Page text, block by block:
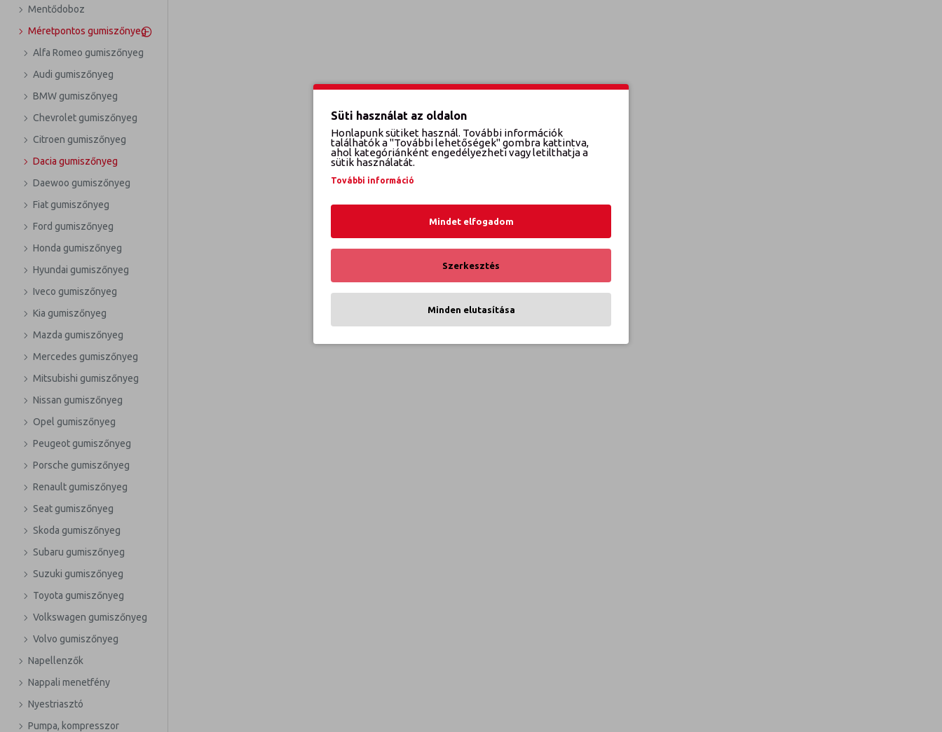
Mentődoboz
Méretpontos gumiszőnyeg
Alfa Romeo gumiszőnyeg
Audi gumiszőnyeg
BMW gumiszőnyeg
Chevrolet gumiszőnyeg
Citroen gumiszőnyeg
Dacia gumiszőnyeg
Daewoo gumiszőnyeg
Fiat gumiszőnyeg
Ford gumiszőnyeg
Honda gumiszőnyeg
Hyundai gumiszőnyeg
Iveco gumiszőnyeg
Kia gumiszőnyeg
Mazda gumiszőnyeg
Mercedes gumiszőnyeg
Mitsubishi gumiszőnyeg
Nissan gumiszőnyeg
Opel gumiszőnyeg
Peugeot gumiszőnyeg
Porsche gumiszőnyeg
Renault gumiszőnyeg
Seat gumiszőnyeg
Skoda gumiszőnyeg
Subaru gumiszőnyeg
Suzuki gumiszőnyeg
Toyota gumiszőnyeg
Volkswagen gumiszőnyeg
Volvo gumiszőnyeg
Napellenzők
Nappali menetfény
Nyestriasztó
Pumpa, kompresszor
Süti használat az oldalon
Honlapunk sütiket használ. További információk
találhatók a "További lehetőségek" gombra kattintva,
ahol kategóriánként engedélyezheti vagy letilthatja a
sütik használatát.
További információ
Mindet elfogadom
Szerkesztés
Minden elutasítása